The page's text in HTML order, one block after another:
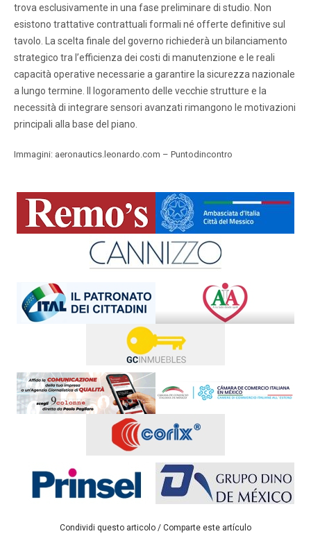
trova esclusivamente in una fase preliminare di studio. Non
esistono trattative contrattuali formali né offerte definitive sul
tavolo. La scelta finale del governo richiederà un bilanciamento
strategico tra l’efficienza dei costi di manutenzione e le reali
capacità operative necessarie a garantire la sicurezza nazionale
a lungo termine. Il logoramento delle vecchie strutture e la
necessità di integrare sensori avanzati rimangono le motivazioni
principali alla base del piano.
Immagini: aeronautics.leonardo.com – Puntodincontro
Condividi questo articolo / Comparte este artículo